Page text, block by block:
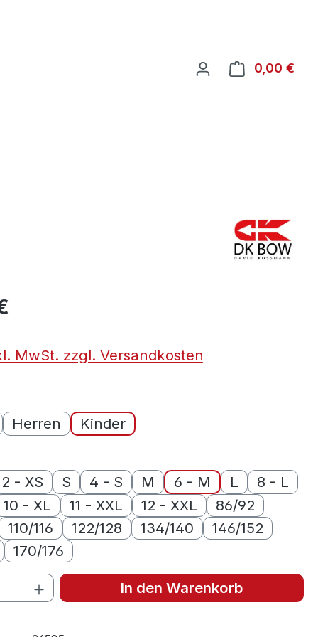
0,00 €
MwSt. zzgl. Versandkosten
Herren Kinder
2 - XS S 4 - S M 6 - M L
8 - L
10 - XL 11 - XXL 12 - XXL
86/92
110/116 122/128 134/140
146/152
170/176
Gib den gewünschten Wert
In den Warenkorb